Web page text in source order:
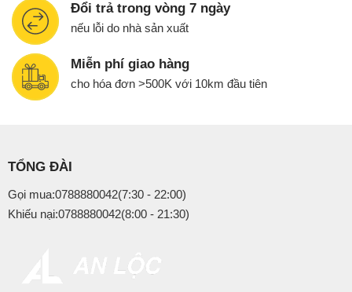
Đổi trả trong vòng 7 ngày
nếu lỗi do nhà sản xuất
Miễn phí giao hàng
cho hóa đơn >500K với 10km đầu tiên
TỔNG ĐÀI
Gọi mua:0788880042(7:30 - 22:00)
Khiếu nại:0788880042(8:00 - 21:30)